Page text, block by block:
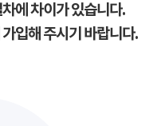
에 차이가 있습니다.
입해 주시기 바랍니다.